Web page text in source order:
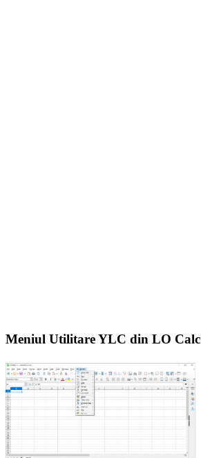
Meniul Utilitare YLC din LO Calc